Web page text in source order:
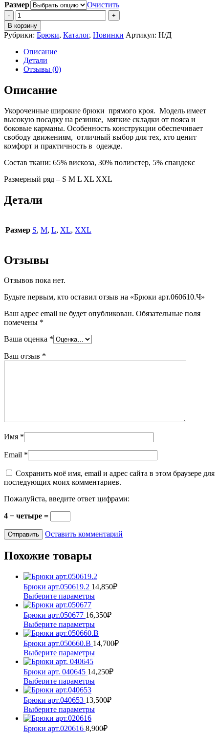
Размер
Очистить
Количество
Брюки
арт.060610.Ч
В корзину
Рубрики: Брюки, Каталог, Новинки Артикул: Н/Д
Описание
Детали
Отзывы (0)
Описание
Укороченные широкие брюки прямого кроя. Модель имеет
высокую посадку на резинке, мягкие складки от пояса и
боковые карманы. Особенность конструкции обеспечивает
свободу движениям, отличный выбор для тех, кто ценит
комфорт и практичность в одежде.
Состав ткани: 65% вискоза, 30% полиэстер, 5% спандекс
Размерный ряд – S M L XL XXL
Детали
Размер S, M, L, XL, XXL
Отзывы
Отзывов пока нет.
Будьте первым, кто оставил отзыв на «Брюки арт.060610.Ч»
Ваш адрес email не будет опубликован. Обязательные поля
помечены *
Ваша оценка *
Ваш отзыв *
Имя *
Email *
Сохранить моё имя, email и адрес сайта в этом браузере для
последующих моих комментариев.
Пожалуйста, введите ответ цифрами:
4 − четыре =
Оставить комментарий
Похожие товары
Брюки арт.050619.2 14,850₽
Выберите параметрыЭтот
имеет
несколько
вариаций.
Опции
можно
выбрать
странице
товара.
Брюки арт.050677 16,350₽
Выберите параметрыЭтот
товар
имеет
несколько
вариаций.
Опции
можно
выбрать
странице
товара.
Брюки арт.050660.В 14,700₽
Выберите параметрыЭтот
имеет
несколько
вариаций.
Опции
можно
выбрать
Брюки арт. 040645 14,250₽
Выберите параметрыЭтот
имеет
несколько
вариаций.
Опции
Брюки арт.040653 13,500₽
Выберите параметрыЭтот
имеет
Брюки арт.020616 8,900₽